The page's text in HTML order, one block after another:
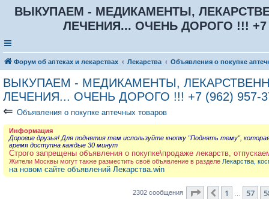
ВЫКУПАЕМ - МЕДИКАМЕНТЫ,
ЛЕЧЕНИЯ... ОЧЕНЬ ДОРОГО !!! +7
Форум об аптеках и лекарствах Лекарства Объявления о покупке
ВЫКУПАЕМ - МЕДИКАМЕНТЫ,
ЛЕЧЕНИЯ... ОЧЕНЬ ДОРОГО !!! +7 (962) 957-
⇐ Объявления о покупке аптечных товаров
Информация
Дорогие друзья! Для поднятия тем используйте кнопку "Поднять тему",
время доступна каждые 30 минут
Строго запрещены объявления о покупке\продаже лекарств,
Жители Москвы могут также разместить своё объявление в разделе Лекарства,
на новом сайте объявлений Лекарства.win
2302 сообщения Страница 59из
Пред.
1 57